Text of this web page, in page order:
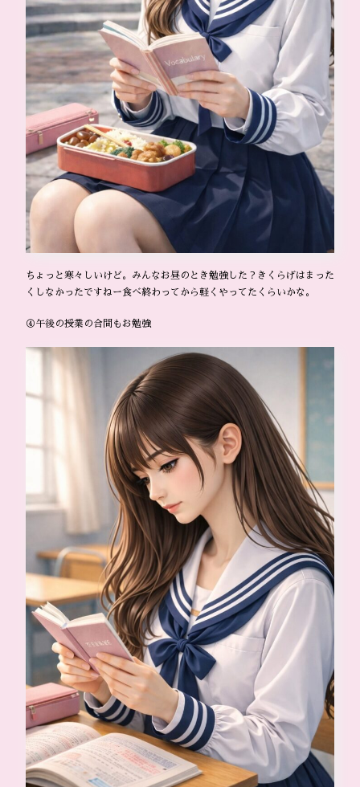
ちょっと寒々しいけど。みんなお昼のとき勉強した？きくらげはまった
くしなかったですねー食べ終わってから軽くやってたくらいかな。
④午後の授業の合間もお勉強